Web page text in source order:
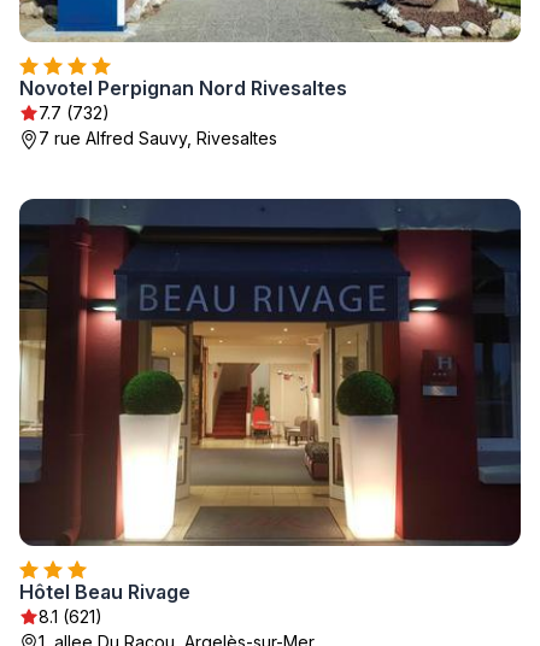
Novotel Perpignan Nord Rivesaltes
7.7 (732)
7 rue Alfred Sauvy, Rivesaltes
Hôtel Beau Rivage
8.1 (621)
1, allee Du Racou, Argelès-sur-Mer